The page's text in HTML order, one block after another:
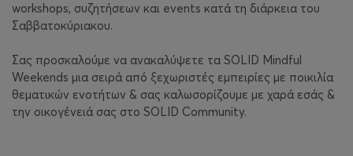
workshops, συζητήσεων και events κατά τη διάρκεια του
Σαββατοκύριακου.
Σας προσκαλούμε να ανακαλύψετε τα SOLID Mindful
Weekends μια σειρά από ξεχωριστές εμπειρίες με ποικιλία
θεματικών ενοτήτων & σας καλωσορίζουμε με χαρά εσάς &
την οικογένειά σας στο SOLID Community.